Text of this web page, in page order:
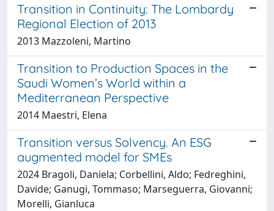
Transition in Continuity: The Lombardy
Regional Election of 2013
2013 Mazzoleni, Martino
Transition to Production Spaces in the
Saudi Women’s World within a
Mediterranean Perspective
2014 Maestri, Elena
Transition versus Solvency. An ESG
augmented model for SMEs
2024 Bragoli, Daniela; Corbellini, Aldo; Fedreghini,
Davide; Ganugi, Tommaso; Marseguerra, Giovanni;
Morelli, Gianluca